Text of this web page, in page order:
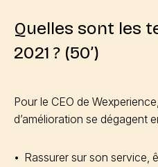
Quelles sont les
2021 ? (50’)
Pour le CEO de
d’amélioration se dégagent
Rassurer sur son service,